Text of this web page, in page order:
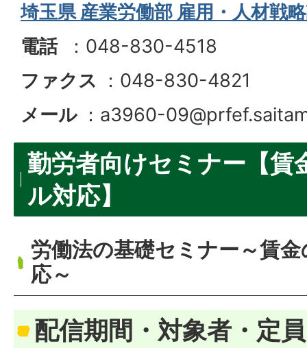
埼玉県 産業労働部 雇用・人材戦
電話
：048-830-4518
ファクス
：048-830-4821
メール ：a3960-
勤労者向けセミナー【賃
ル対応】
労働法の基礎セミナー～賃
応～
配信期間・対象者・定員